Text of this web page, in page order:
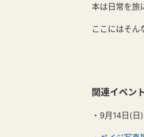
本は日常を旅
ここにはそん
関連イベン
・9月14日(